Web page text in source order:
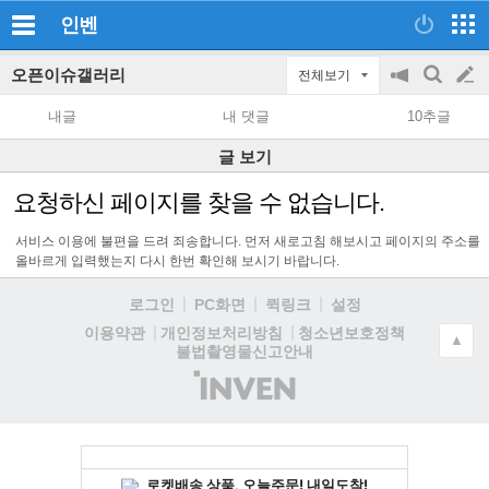
인벤
오픈이슈갤러리 전체보기
공
지
on/off
검
색
글
쓰
기
내글 내 댓글 10추글
글 보기
요청하신 페이지를 찾을 수 없습니다.
서비스 이용에 불편을 드려 죄송합니다. 먼저 새로고침 해보시고 페이지의 주소를
올바르게 입력했는지 다시 한번 확인해 보시기 바랍니다.
로그인 PC화면 퀵링크
설정
이용약관
개인정보처리방침
청소년보호정책
불법촬영물신고안내
(주)
인
▲